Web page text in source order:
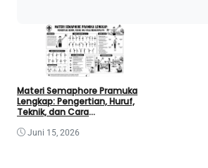
Materi Semaphore Pramuka
Lengkap: Pengertian, Huruf,
Teknik, dan Cara
Juni 15, 2026